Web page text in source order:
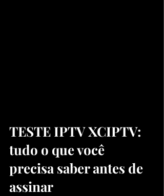
TESTE IPTV XCIPTV:
tudo o que você
precisa saber antes de
assinar